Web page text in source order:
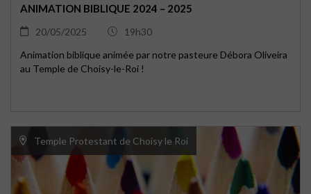
ANIMATION BIBLIQUE 2024 – 2025
20/05/2025
19h30
Animation biblique animée par notre pasteure Débora Oliveira
au Temple de Choisy-le-Roi !
Temple Protestant de Choisy le Roi